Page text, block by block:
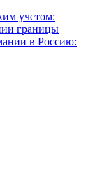
учетом:
границы
в Россию: